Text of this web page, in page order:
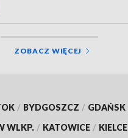
ZOBACZ WIĘCEJ
/ BYDGOSZCZ / GDAŃSK
WLKP. / KATOWICE / KIELCE